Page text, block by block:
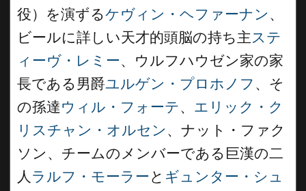
役）を演ずるケヴィン・ヘファーナン 、
ビールに詳しい天才的頭脳の持ち主ステ
ィーヴ・レミー、ウルフハウゼン家の家
長である男爵ユルゲン・プロホノフ 、そ
の孫達ウィル・フォーテ、 エリック・ク
リスチャン・オルセン 、ナット・ファク
ソン、チームのメンバーである巨漢の二
人 ラルフ・モーラーと ギュンター・シュ